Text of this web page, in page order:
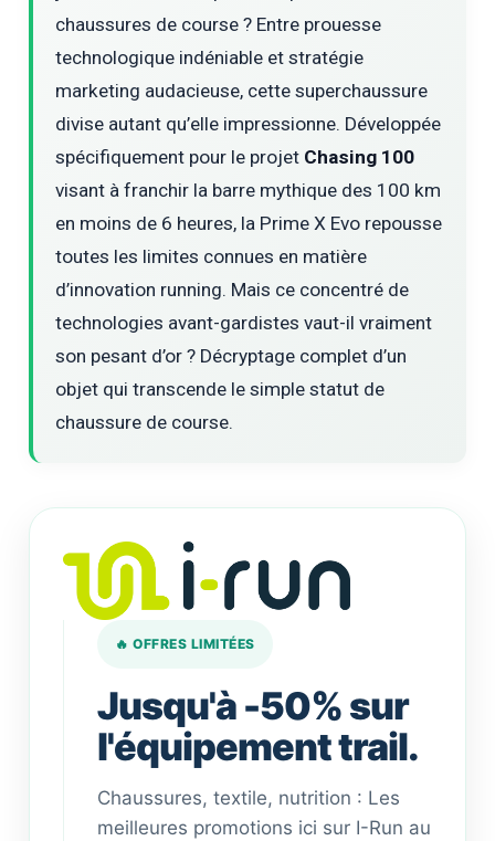
chaussures de course ? Entre prouesse
technologique indéniable et stratégie
marketing audacieuse, cette superchaussure
divise autant qu’elle impressionne. Développée
spécifiquement pour le projet Chasing 100
visant à franchir la barre mythique des 100 km
en moins de 6 heures, la Prime X Evo repousse
toutes les limites connues en matière
d’innovation running. Mais ce concentré de
technologies avant-gardistes vaut-il vraiment
son pesant d’or ? Décryptage complet d’un
objet qui transcende le simple statut de
chaussure de course.
🔥 OFFRES LIMITÉES
Jusqu'à -50% sur
l'équipement trail.
Chaussures, textile, nutrition : Les
meilleures promotions ici sur I-Run au